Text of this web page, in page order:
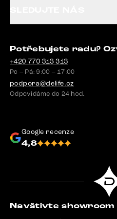
Potřebujete radu?
+420 770 313 313
Po – Pá: 9:00 – 17:00
podpora@delife.cz
Odpovídáme do 24 hod.
Google recenze
4,8
Navštivte showroom